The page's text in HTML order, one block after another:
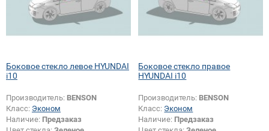
Боковое стекло левое HYUNDAI
i10
Производитель: BENSON
Класс: Эконом
Наличие: Предзаказ
Боковое стекло правое
HYUNDAI i10
Производитель: BENSON
Класс: Эконом
Наличие: Предзаказ